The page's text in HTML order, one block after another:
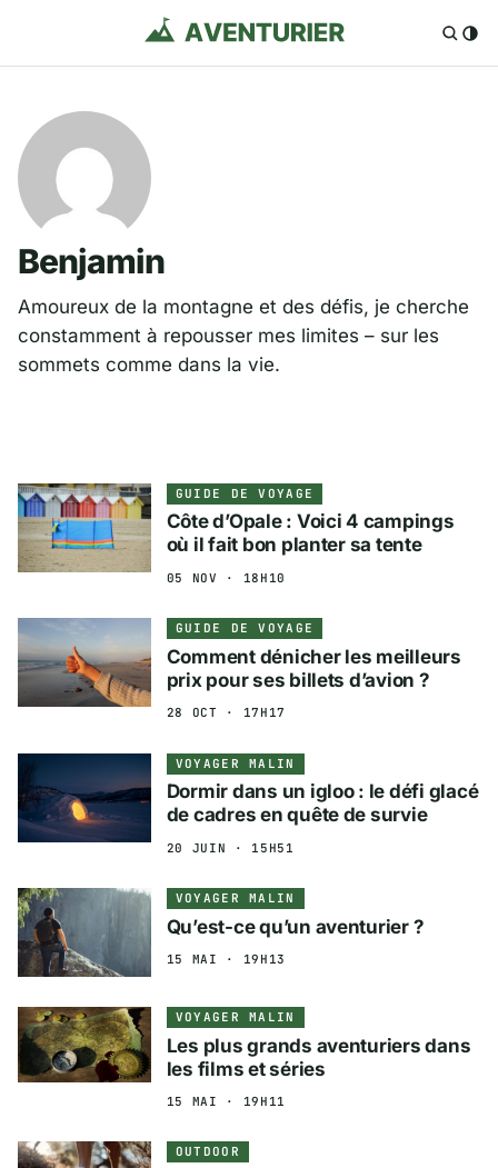
Benjamin
Amoureux de la montagne et des défis, je cherche
constamment à repousser mes limites – sur les
sommets comme dans la vie.
GUIDE DE VOYAGE
Côte d’Opale : Voici 4 campings
où il fait bon planter sa tente
05 NOV · 18H10
GUIDE DE VOYAGE
Comment dénicher les meilleurs
prix pour ses billets d’avion ?
28 OCT · 17H17
VOYAGER MALIN
Dormir dans un igloo : le défi glacé
de cadres en quête de survie
20 JUIN · 15H51
VOYAGER MALIN
Qu’est-ce qu’un aventurier ?
15 MAI · 19H13
VOYAGER MALIN
Les plus grands aventuriers dans
les films et séries
15 MAI · 19H11
OUTDOOR